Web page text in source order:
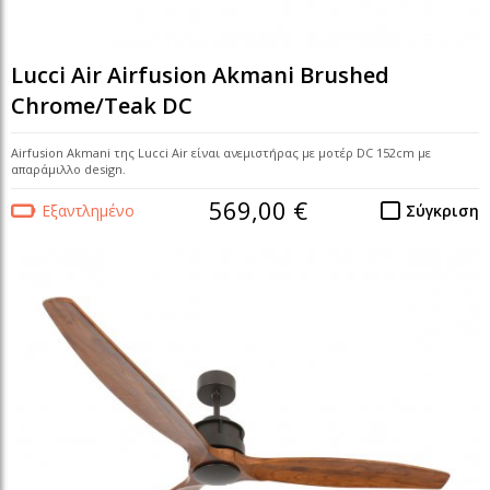
Lucci Air Airfusion Akmani Brushed
Chrome/Teak DC
Airfusion Akmani της Lucci Air είναι ανεμιστήρας με μοτέρ DC 152cm με
απαράμιλλο design.
Εξαντλημένο Σύγκριση
569,00 €